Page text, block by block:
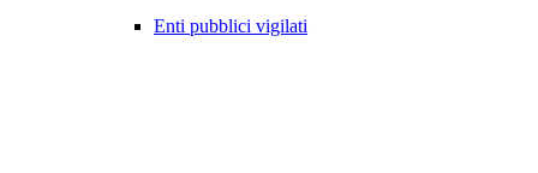
Enti pubblici vigilati